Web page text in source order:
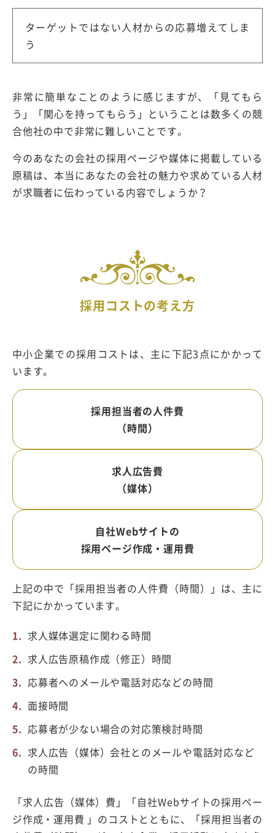
ターゲットではない人材からの応募増えてしま
う
非常に簡単なことのように感じますが、「見てもら
う」「関心を持ってもらう」ということは数多くの競
合他社の中で非常に難しいことです。
今のあなたの会社の採用ページや媒体に掲載している
原稿は、本当にあなたの会社の魅力や求めている人材
が求職者に伝わっている内容でしょうか？
採用コストの考え方
中小企業での採用コストは、主に下記3点にかかって
います。
採用担当者の人件費
（時間）
求人広告費
（媒体）
自社Webサイトの
採用ページ作成・運用費
上記の中で「採用担当者の人件費（時間）」は、主に
下記にかかっています。
求人媒体選定に関わる時間
求人広告原稿作成（修正）時間
応募者へのメールや電話対応などの時間
面接時間
応募者が少ない場合の対応策検討時間
求人広告（媒体）会社とのメールや電話対応など
の時間
「求人広告（媒体）費」「自社Webサイトの採用ペー
ジ作成・運用費 」のコストとともに、「採用担当者の